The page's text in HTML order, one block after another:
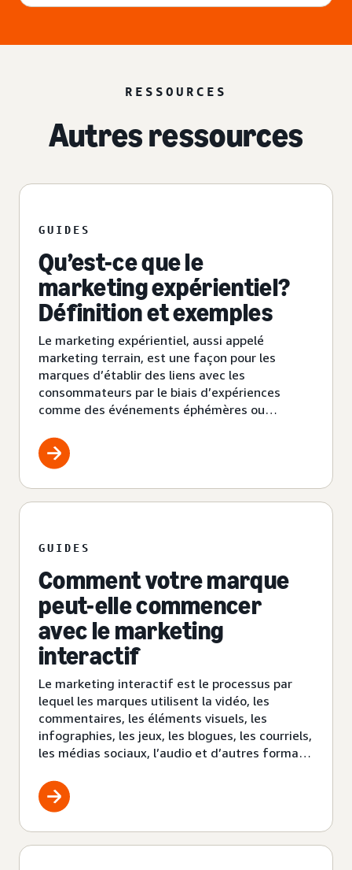
RESSOURCES
Autres ressources
GUIDES
Qu’est-ce que le
marketing expérientiel?
Définition et exemples
Le marketing expérientiel, aussi appelé
marketing terrain, est une façon pour les
marques d’établir des liens avec les
consommateurs par le biais d’expériences
comme des événements éphémères ou
GUIDES
Comment votre marque
peut-elle commencer
avec le marketing
interactif
Le marketing interactif est le processus par
lequel les marques utilisent la vidéo, les
commentaires, les éléments visuels, les
infographies, les jeux, les blogues, les courriels,
les médias sociaux, l’audio et d’autres formats
consommateurs.